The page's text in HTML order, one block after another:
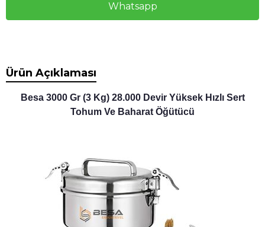
Whatsapp
Ürün Açıklaması
Besa 3000 Gr (3 Kg) 28.000 Devir Yüksek Hızlı Sert
Tohum Ve Baharat Öğütücü